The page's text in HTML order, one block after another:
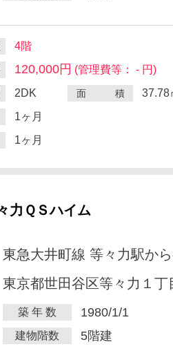
4階
120,000円 (管理費等： - 円)
2DK 面 積 37.78
1ヶ月
1ヶ月
力ＱＳハイム
東急大井町線 等々力駅か
東京都世田谷区等々力１丁
築 年 数 1980/1/1
建物階数 5階建